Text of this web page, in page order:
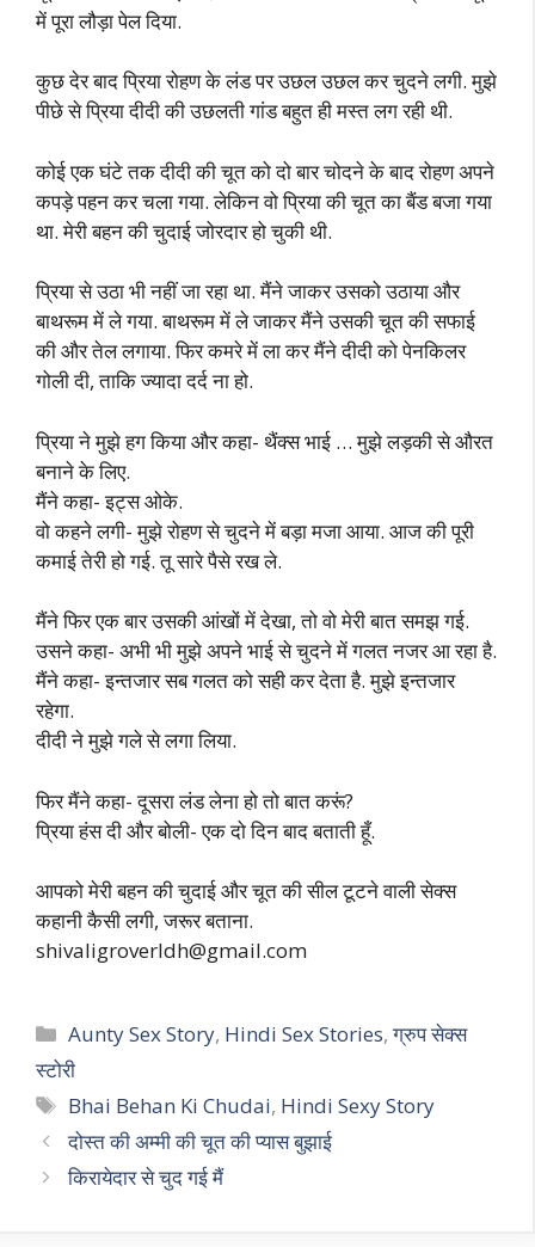
में पूरा लौड़ा पेल दिया.
कुछ देर बाद प्रिया रोहण के लंड पर उछल उछल कर चुदने लगी. मुझे
पीछे से प्रिया दीदी की उछलती गांड बहुत ही मस्त लग रही थी.
कोई एक घंटे तक दीदी की चूत को दो बार चोदने के बाद रोहण अपने
कपड़े पहन कर चला गया. लेकिन वो प्रिया की चूत का बैंड बजा गया
था. मेरी बहन की चुदाई जोरदार हो चुकी थी.
प्रिया से उठा भी नहीं जा रहा था. मैंने जाकर उसको उठाया और
बाथरूम में ले गया. बाथरूम में ले जाकर मैंने उसकी चूत की सफाई
की और तेल लगाया. फिर कमरे में ला कर मैंने दीदी को पेनकिलर
गोली दी, ताकि ज्यादा दर्द ना हो.
प्रिया ने मुझे हग किया और कहा- थैंक्स भाई … मुझे लड़की से औरत
बनाने के लिए.
मैंने कहा- इट्स ओके.
वो कहने लगी- मुझे रोहण से चुदने में बड़ा मजा आया. आज की पूरी
कमाई तेरी हो गई. तू सारे पैसे रख ले.
मैंने फिर एक बार उसकी आंखों में देखा, तो वो मेरी बात समझ गई.
उसने कहा- अभी भी मुझे अपने भाई से चुदने में गलत नजर आ रहा है.
मैंने कहा- इन्तजार सब गलत को सही कर देता है. मुझे इन्तजार
रहेगा.
दीदी ने मुझे गले से लगा लिया.
फिर मैंने कहा- दूसरा लंड लेना हो तो बात करूं?
प्रिया हंस दी और बोली- एक दो दिन बाद बताती हूँ.
आपको मेरी बहन की चुदाई और चूत की सील टूटने वाली सेक्स
कहानी कैसी लगी, जरूर बताना.
shivaligroverldh@gmail.com
Categories
Aunty Sex Story, Hindi Sex Stories,ग्रुप सेक्स
स्टोरी
Tags
Bhai Behan Ki Chudai, Hindi Sexy Story
दोस्त की अम्मी की चूत की प्यास बुझाई
किरायेदार से चुद गई मैं